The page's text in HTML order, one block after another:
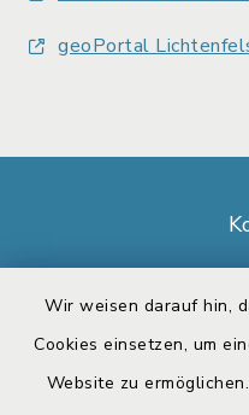
Wir weisen darauf hin,
Cookies einsetzen, um
Website zu
geoPortal